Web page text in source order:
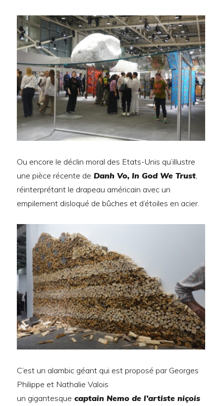
Ou encore le déclin moral des Etats-Unis qu’illustre
une pièce récente de Danh Vo, In God We Trust
réinterprétant le drapeau américain avec un
empilement disloqué de bûches et d’étoiles en acier.
C’est un alambic géant qui est proposé par Georges
Philippe et Nathalie Valois
un gigantesque captain Nemo de l’artiste niçois